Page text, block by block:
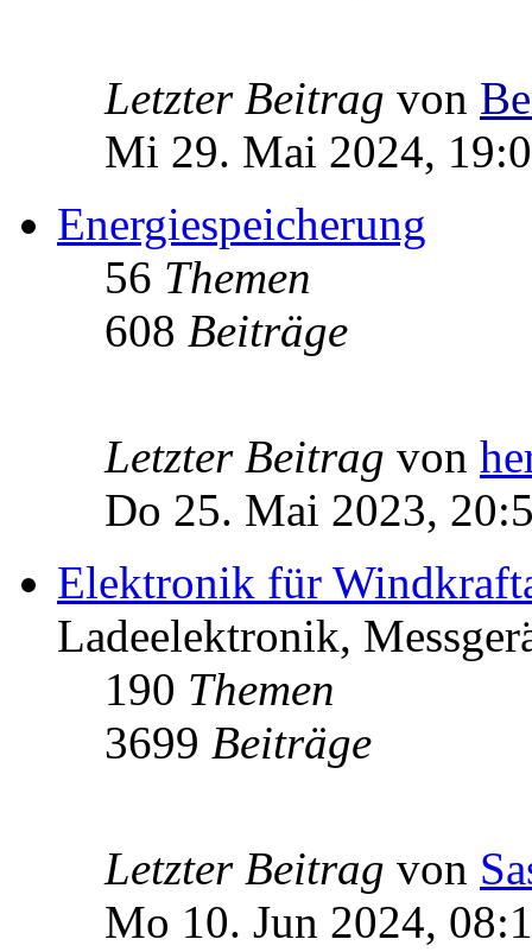
Letzter Beitrag von
Mi 29. Mai 2024,
Energiespeicherung
56 Themen
608 Beiträge
Letzter Beitrag von
Do 25. Mai 2023,
Elektronik für
Ladeelektronik,
190 Themen
3699 Beiträge
Letzter Beitrag von
Mo 10. Jun 2024,